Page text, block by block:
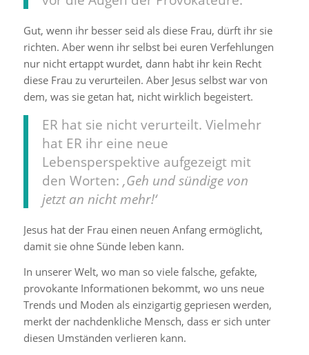
Gut, wenn ihr besser seid als diese Frau, dürft ihr sie
richten. Aber wenn ihr selbst bei euren Verfehlungen
nur nicht ertappt wurdet, dann habt ihr kein Recht
diese Frau zu verurteilen. Aber Jesus selbst war von
dem, was sie getan hat, nicht wirklich begeistert.
ER hat sie nicht verurteilt. Vielmehr
hat ER ihr eine neue
Lebensperspektive aufgezeigt mit
den Worten: ‚Geh und sündige von
jetzt an nicht mehr!‘
Jesus hat der Frau einen neuen Anfang ermöglicht,
damit sie ohne Sünde leben kann.
In unserer Welt, wo man so viele falsche, gefakte,
provokante Informationen bekommt, wo uns neue
Trends und Moden als einzigartig gepriesen werden,
merkt der nachdenkliche Mensch, dass er sich unter
diesen Umständen verlieren kann.